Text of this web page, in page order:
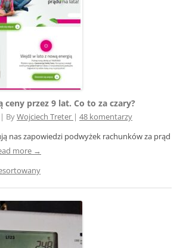
ceny przez 9 lat. Co to za czary?
| ByWojciech Treter | 48 komentarzy
nas zapowiedzi podwyżek rachunków za prąd
more →